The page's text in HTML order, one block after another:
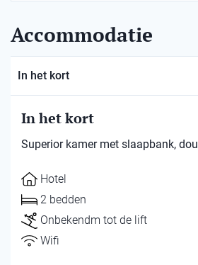
Accommodatie
In het kort
In het kort
Superior kamer met slaapbank,
Hotel
2 bedden
Onbekendm tot de lift
Wifi